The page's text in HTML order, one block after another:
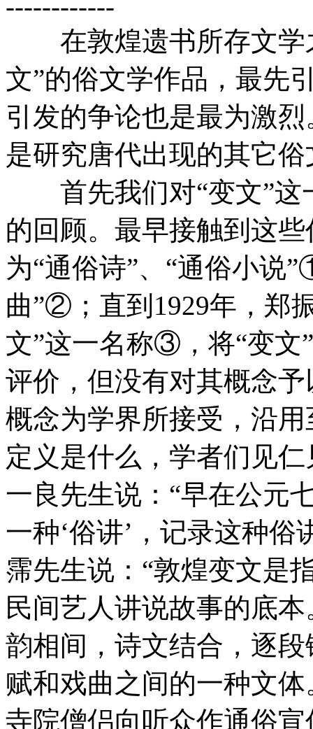
------------
在敦煌遗书所存文学
文”的俗文学作品，最先
引发的争论也是最为激
是研究唐代出现的其它
首先我们对“变文”这
的回顾。最早接触到这
为“通俗诗”、“通俗小说
曲”②；直到1929年，郑
文”这一名称③，将“变文
评价，但没有对其概念
概念为学界所接受，沿
定义是什么，学者们见
一良先生说：“早在公元
一种‘俗讲’，记录这种
霈先生说：“敦煌变文是
民间艺人讲说故事的底
韵相间，诗文结合，逐
赋和戏曲之间的一种文
寺院僧侣向听众作通俗